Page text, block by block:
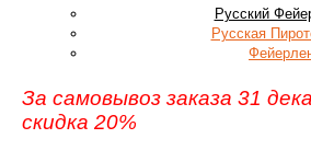
Русский
Русская
За самовывоз заказа 31
скидка 20%